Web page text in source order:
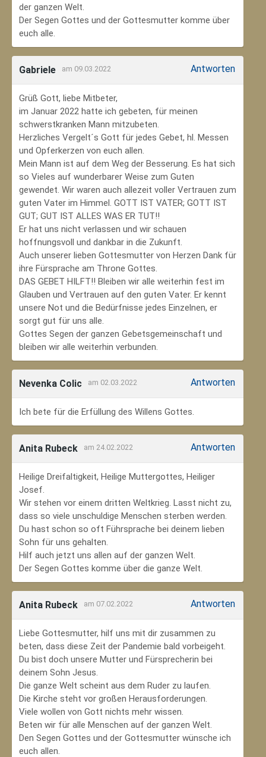
der ganzen Welt.
Der Segen Gottes und der Gottesmutter komme über
euch alle.
Gabriele am 09.03.2022 Antworten
Grüß Gott, liebe Mitbeter,
im Januar 2022 hatte ich gebeten, für meinen
schwerstkranken Mann mitzubeten.
Herzliches Vergelt´s Gott für jedes Gebet, hl. Messen
und Opferkerzen von euch allen.
Mein Mann ist auf dem Weg der Besserung. Es hat sich
so Vieles auf wunderbarer Weise zum Guten
gewendet. Wir waren auch allezeit voller Vertrauen zum
guten Vater im Himmel. GOTT IST VATER; GOTT IST
GUT; GUT IST ALLES WAS ER TUT!!
Er hat uns nicht verlassen und wir schauen
hoffnungsvoll und dankbar in die Zukunft.
Auch unserer lieben Gottesmutter von Herzen Dank für
ihre Fürsprache am Throne Gottes.
DAS GEBET HILFT!! Bleiben wir alle weiterhin fest im
Glauben und Vertrauen auf den guten Vater. Er kennt
unsere Not und die Bedürfnisse jedes Einzelnen, er
sorgt gut für uns alle.
Gottes Segen der ganzen Gebetsgemeinschaft und
bleiben wir alle weiterhin verbunden.
Nevenka Colic am 02.03.2022 Antworten
Ich bete für die Erfüllung des Willens Gottes.
Anita Rubeck am 24.02.2022 Antworten
Heilige Dreifaltigkeit, Heilige Muttergottes, Heiliger
Josef.
Wir stehen vor einem dritten Weltkrieg. Lasst nicht zu,
dass so viele unschuldige Menschen sterben werden.
Du hast schon so oft Führsprache bei deinem lieben
Sohn für uns gehalten.
Hilf auch jetzt uns allen auf der ganzen Welt.
Der Segen Gottes komme über die ganze Welt.
Anita Rubeck am 07.02.2022 Antworten
Liebe Gottesmutter, hilf uns mit dir zusammen zu
beten, dass diese Zeit der Pandemie bald vorbeigeht.
Du bist doch unsere Mutter und Fürsprecherin bei
deinem Sohn Jesus.
Die ganze Welt scheint aus dem Ruder zu laufen.
Die Kirche steht vor großen Herausforderungen.
Viele wollen von Gott nichts mehr wissen.
Beten wir für alle Menschen auf der ganzen Welt.
Den Segen Gottes und der Gottesmutter wünsche ich
euch allen.